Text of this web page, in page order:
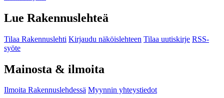
Lue Rakennuslehteä
Tilaa Rakennuslehti Kirjaudu näköislehteen Tilaa uutiskirje RSS-
syöte
Mainosta & ilmoita
Ilmoita Rakennuslehdessä Myynnin yhteystiedot